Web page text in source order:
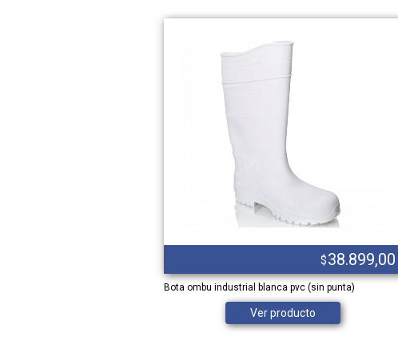
$38.899,00
Bota ombu industrial blanca pvc (sin punta)
Ver producto